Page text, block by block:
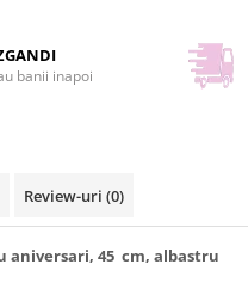
Facebook
banii inapoi
Review-uri (0)
aniversari, 45 cm, albastru